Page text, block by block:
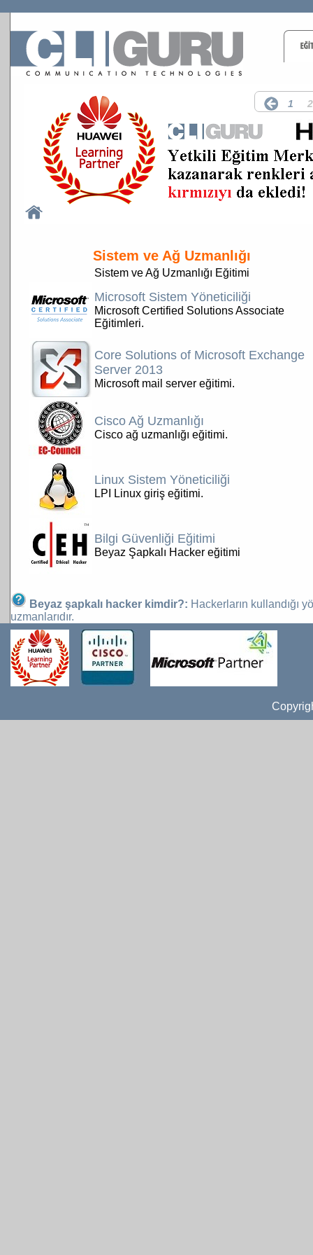
1 2
Sistem ve Ağ Uzmanlığı
Sistem ve Ağ Uzmanlığı Eğitimi
Microsoft Sistem Yöneticiliği
Microsoft Certified Solutions Associate
Eğitimleri.
Core Solutions of Microsoft Exchange
Server 2013
Microsoft mail server eğitimi.
Cisco Ağ Uzmanlığı
Cisco ağ uzmanlığı eğitimi.
Linux Sistem Yöneticiliği
LPI Linux giriş eğitimi.
Bilgi Güvenliği Eğitimi
Beyaz Şapkalı Hacker eğitimi
Beyaz şapkalı hacker kimdir?: Hackerların kullandığı
uzmanlarıdır.